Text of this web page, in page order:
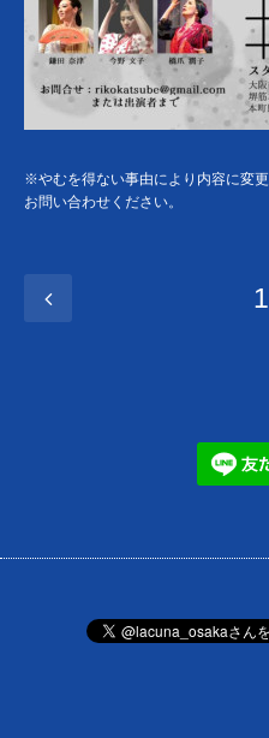
※やむを得ない事由により内容に変
お問い合わせください。